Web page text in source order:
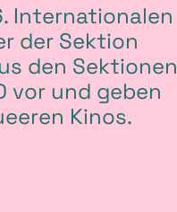
Internationalen
der Sektion
den Sektionen
vor und geben
Kinos.